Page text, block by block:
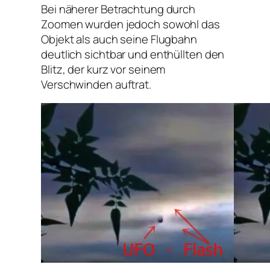
Bei näherer Betrachtung durch
Zoomen wurden jedoch sowohl das
Objekt als auch seine Flugbahn
deutlich sichtbar und enthüllten den
Blitz, der kurz vor seinem
Verschwinden auftrat.